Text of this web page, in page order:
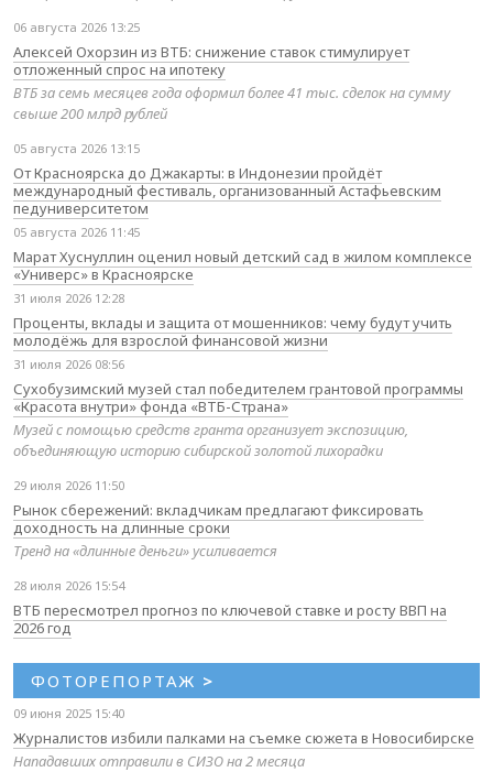
06 августа 2026 13:25
Алексей Охорзин из ВТБ: снижение ставок стимулирует
отложенный спрос на ипотеку
ВТБ за семь месяцев года оформил более 41 тыс. сделок на сумму
свыше 200 млрд рублей
05 августа 2026 13:15
От Красноярска до Джакарты: в Индонезии пройдёт
международный фестиваль, организованный Астафьевским
педуниверситетом
05 августа 2026 11:45
Марат Хуснуллин оценил новый детский сад в жилом комплексе
«Универс» в Красноярске
31 июля 2026 12:28
Проценты, вклады и защита от мошенников: чему будут учить
молодёжь для взрослой финансовой жизни
31 июля 2026 08:56
Сухобузимский музей стал победителем грантовой программы
«Красота внутри» фонда «ВТБ-Страна»
Музей с помощью средств гранта организует экспозицию,
объединяющую историю сибирской золотой лихорадки
29 июля 2026 11:50
Рынок сбережений: вкладчикам предлагают фиксировать
доходность на длинные сроки
Тренд на «длинные деньги» усиливается
28 июля 2026 15:54
ВТБ пересмотрел прогноз по ключевой ставке и росту ВВП на
2026 год
ФОТОРЕПОРТАЖ >
09 июня 2025 15:40
Журналистов избили палками на съемке сюжета в Новосибирске
Нападавших отправили в СИЗО на 2 месяца